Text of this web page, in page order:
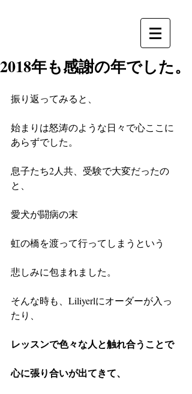
2018年も感謝の年でした。
振り返ってみると、
始まりは怒涛のような日々で心ここに
あらずでした。
息子たち2人共、受験で大変だったの
と、
愛犬が闘病の末
虹の橋を渡って行ってしまうという
悲しみに包まれました。
そんな時も、Liliyerlにオーダーが入っ
たり、
レッスンで色々な人と触れ合うことで
心に張り合いが出てきて、